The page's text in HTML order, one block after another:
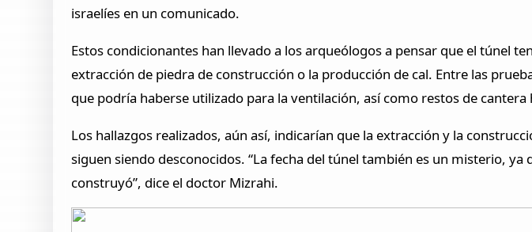
israelíes en un comunicado.
Estos condicionantes han llevado a los arqueólogos a pensar que el túnel
extracción de piedra de construcción o la producción de cal. Entre las
que podría haberse utilizado para la ventilación, así como restos de cantera
Los hallazgos realizados, aún así, indicarían que la extracción y la
siguen siendo desconocidos. “La fecha del túnel también es un misterio,
construyó”, dice el doctor Mizrahi.